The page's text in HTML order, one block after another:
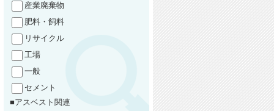
産業廃棄物
肥料・飼料
リサイクル
工場
一般
セメント
■アスベスト関連